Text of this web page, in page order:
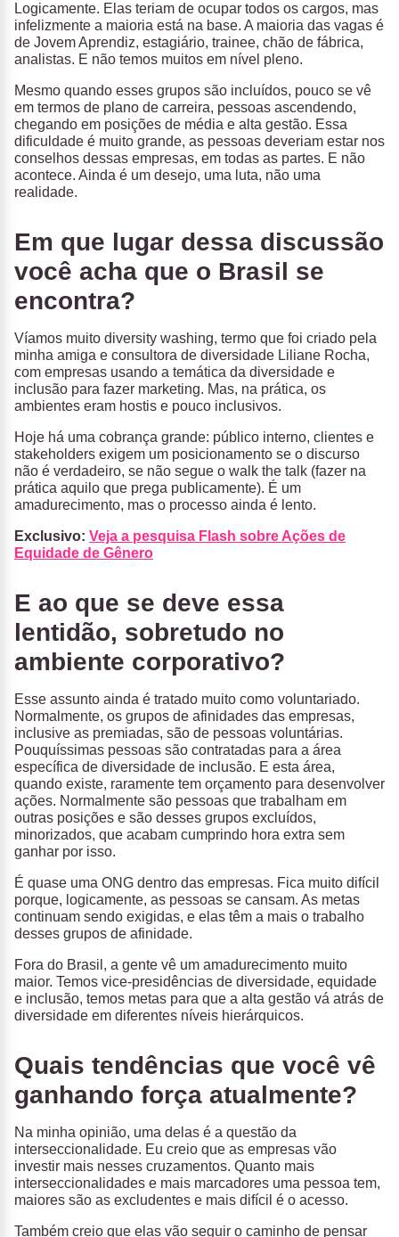
Logicamente. Elas teriam de ocupar todos os cargos, mas
infelizmente a maioria está na base. A maioria das vagas é
de Jovem Aprendiz, estagiário, trainee, chão de fábrica,
analistas. E não temos muitos em nível pleno.
Mesmo quando esses grupos são incluídos, pouco se vê
em termos de plano de carreira, pessoas ascendendo,
chegando em posições de média e alta gestão. Essa
dificuldade é muito grande, as pessoas deveriam estar nos
conselhos dessas empresas, em todas as partes. E não
acontece. Ainda é um desejo, uma luta, não uma
realidade.
Em que lugar dessa discussão
você acha que o Brasil se
encontra?
Víamos muito diversity washing, termo que foi criado pela
minha amiga e consultora de diversidade Liliane Rocha,
com empresas usando a temática da diversidade e
inclusão para fazer marketing. Mas, na prática, os
ambientes eram hostis e pouco inclusivos.
Hoje há uma cobrança grande: público interno, clientes e
stakeholders exigem um posicionamento se o discurso
não é verdadeiro, se não segue o walk the talk (fazer na
prática aquilo que prega publicamente). É um
amadurecimento, mas o processo ainda é lento.
Exclusivo: Veja a pesquisa Flash sobre Ações de
Equidade de Gênero
E ao que se deve essa
lentidão, sobretudo no
ambiente corporativo?
Esse assunto ainda é tratado muito como voluntariado.
Normalmente, os grupos de afinidades das empresas,
inclusive as premiadas, são de pessoas voluntárias.
Pouquíssimas pessoas são contratadas para a área
específica de diversidade de inclusão. E esta área,
quando existe, raramente tem orçamento para desenvolver
ações. Normalmente são pessoas que trabalham em
outras posições e são desses grupos excluídos,
minorizados, que acabam cumprindo hora extra sem
ganhar por isso.
É quase uma ONG dentro das empresas. Fica muito difícil
porque, logicamente, as pessoas se cansam. As metas
continuam sendo exigidas, e elas têm a mais o trabalho
desses grupos de afinidade.
Fora do Brasil, a gente vê um amadurecimento muito
maior. Temos vice-presidências de diversidade, equidade
e inclusão, temos metas para que a alta gestão vá atrás de
diversidade em diferentes níveis hierárquicos.
Quais tendências que você vê
ganhando força atualmente?
Na minha opinião, uma delas é a questão da
interseccionalidade. Eu creio que as empresas vão
investir mais nesses cruzamentos. Quanto mais
interseccionalidades e mais marcadores uma pessoa tem,
maiores são as excludentes e mais difícil é o acesso.
Também creio que elas vão seguir o caminho de pensar